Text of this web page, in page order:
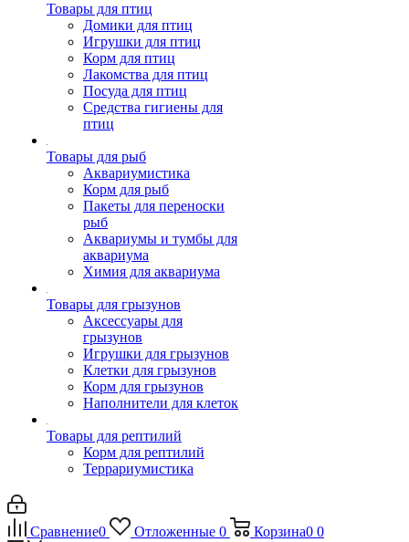
Товары для птиц
Домики для птиц
Игрушки для птиц
Корм для птиц
Лакомства для птиц
Посуда для птиц
Средства гигиены для
птиц
Товары для рыб
Аквариумистика
Корм для рыб
Пакеты для переноски
рыб
Аквариумы и тумбы для
аквариума
Химия для аквариума
Товары для грызунов
Аксессуары для
грызунов
Игрушки для грызунов
Клетки для грызунов
Корм для грызунов
Наполнители для клеток
Товары для рептилий
Корм для рептилий
Террариумистика
Сравнение0 Отложенные 0 Корзина0 0